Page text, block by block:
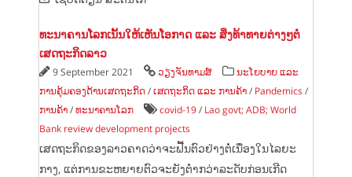
ທະນາຄານໂລກເນັ້ນໃຫ້ເຫັນໂອກາດ ແລະ ສິ່ງທ້າທາຍຕ່າງໆຕໍ່
ເສດຖະກິດລາວ
9 September 2021 ວຽງຈັນທາມສ໌
ນະໂຍບາຍ ແລະ
ການຄຸ້ມຄອງດ້ານເສດຖະກິດ /ເສດຖະກິດ ແລະ ການຄ້າ / Pandemics /
ການຄ້າ /ທະນາຄານໂລກ covid-19 / Lao govt; ADB; World
Bank review development projects
ເສດຖະກິດຂອງລາວຄາດວ່າຈະຟື້ນຕົວຢ່າງຕໍ່ເນື່ອງໃນໄລຍະ
ກາງ, ແຕ່ການຂະຫຍາຍຕົວຈະຍັງຕໍ່າກວ່າລະດັບກ່ອນເກີດ